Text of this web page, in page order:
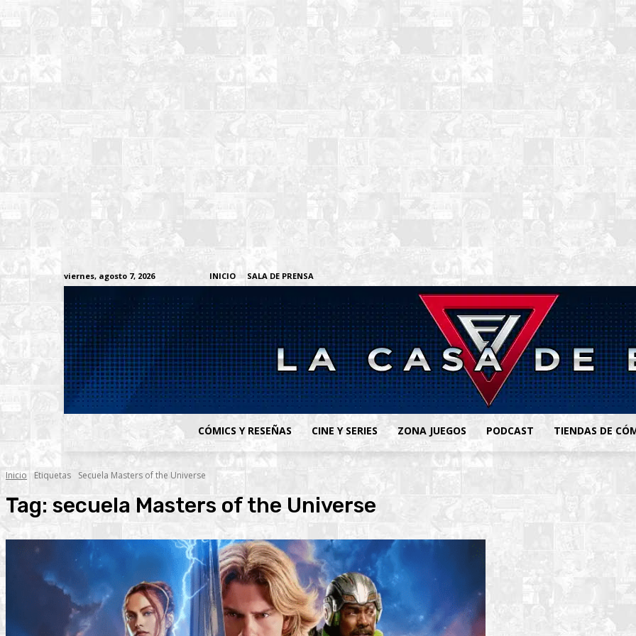
viernes, agosto 7, 2026 INICIO SALA DE PRENSA
CÓMICS Y RESEÑAS CINE Y SERIES ZONA JUEGOS PODCAST TIENDAS DE
Inicio Etiquetas Secuela Masters of the Universe
Tag: secuela Masters of the Universe